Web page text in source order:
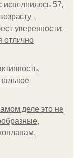
57,
-
уверенности:
отлично
деле это не